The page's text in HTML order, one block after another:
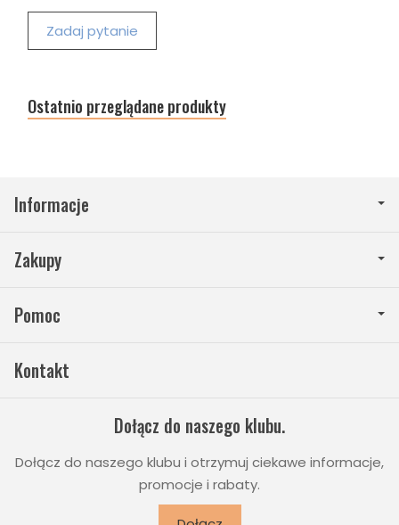
Zadaj pytanie
Ostatnio przeglądane produkty
Informacje
Zakupy
Pomoc
Kontakt
Dołącz do naszego klubu.
Dołącz do naszego klubu i otrzymuj ciekawe informacje,
promocje i rabaty.